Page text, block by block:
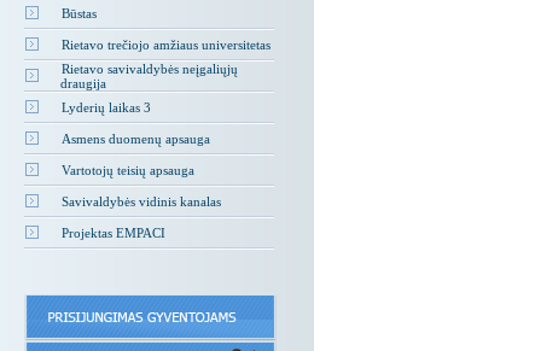
Būstas
Rietavo trečiojo amžiaus universitetas
Rietavo savivaldybės neįgaliųjų
draugija
Lyderių laikas 3
Asmens duomenų apsauga
Vartotojų teisių apsauga
Savivaldybės vidinis kanalas
Projektas EMPACI